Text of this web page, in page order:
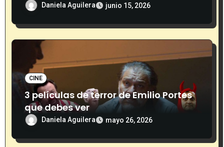
Daniela Aguilera junio 15, 2026
CINE
3 películas de terror de Emilio Portes
que debes ver
Daniela Aguilera mayo 26, 2026